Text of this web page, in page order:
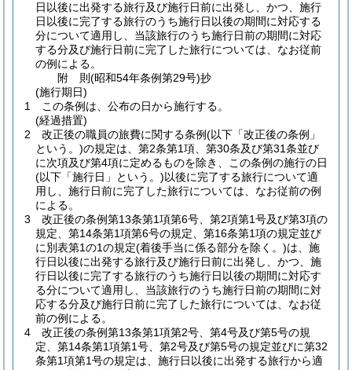
日以後に出発する旅行及び施行日前に出発し、かつ、施行
日以後に完了する旅行のうち施行日以後の期間に対応する
分について適用し、当該旅行のうち施行日前の期間に対応
する分及び施行日前に完了した旅行については、なお従前
の例による。
附 則(昭和54年条例第29号)抄
(施行期日)
1
この条例は、公布の日から施行する。
(経過措置)
2
改正後の職員の旅費に関する条例(以下「改正後の条例」
という。)の規定は、第2条第1項、第30条及び第31条並び
に次項及び第4項に定めるものを除き、この条例の施行の日
(以下「施行日」という。)以後に完了する旅行について適
用し、施行日前に完了した旅行については、なお従前の例
による。
3
改正後の条例第13条第1項第6号、第2項第1号及び第3項の
規定、第14条第1項第6号の規定、第16条第1項の規定並び
に別表第1の1の規定(着後手当に係る部分を除く。)は、施
行日以後に出発する旅行及び施行日前に出発し、かつ、施
行日以後に完了する旅行のうち施行日以後の期間に対応す
る分について適用し、当該旅行のうち施行日前の期間に対
応する分及び施行日前に完了した旅行については、なお従
前の例による。
4
改正後の条例第13条第1項第2号、第4号及び第5号の規
定、第14条第1項第1号、第2号及び第5号の規定並びに第32
条第1項第1号の規定は、施行日以後に出発する旅行から適